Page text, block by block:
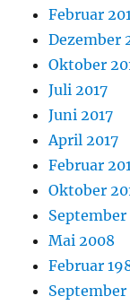
Februar
Dezember
Oktober
Juli 2017
Juni 2017
April 2017
Februar
Oktober
September
Mai 2008
Februar
September